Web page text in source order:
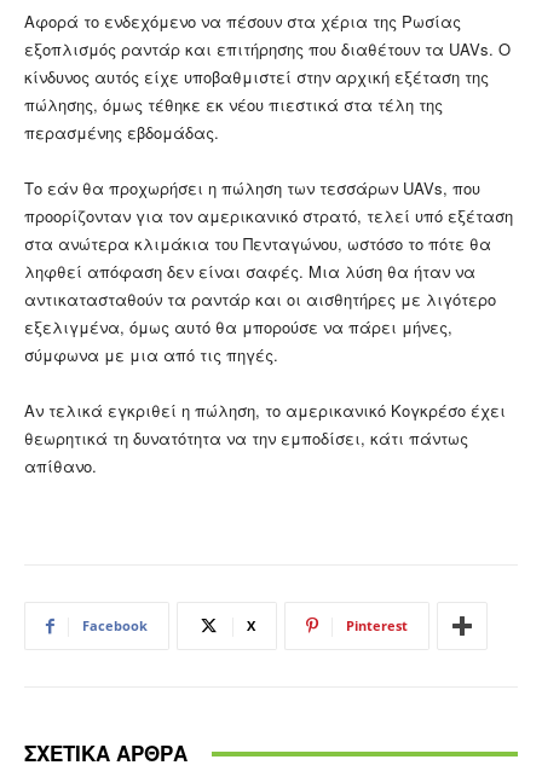
Αφορά το ενδεχόμενο να πέσουν στα χέρια της Ρωσίας
εξοπλισμός ραντάρ και επιτήρησης που διαθέτουν τα UAVs. Ο
κίνδυνος αυτός είχε υποβαθμιστεί στην αρχική εξέταση της
πώλησης, όμως τέθηκε εκ νέου πιεστικά στα τέλη της
περασμένης εβδομάδας.
Το εάν θα προχωρήσει η πώληση των τεσσάρων UAVs, που
προορίζονταν για τον αμερικανικό στρατό, τελεί υπό εξέταση
στα ανώτερα κλιμάκια του Πενταγώνου, ωστόσο το πότε θα
ληφθεί απόφαση δεν είναι σαφές. Μια λύση θα ήταν να
αντικατασταθούν τα ραντάρ και οι αισθητήρες με λιγότερο
εξελιγμένα, όμως αυτό θα μπορούσε να πάρει μήνες,
σύμφωνα με μια από τις πηγές.
Αν τελικά εγκριθεί η πώληση, το αμερικανικό Κογκρέσο έχει
θεωρητικά τη δυνατότητα να την εμποδίσει, κάτι πάντως
απίθανο.
Facebook X Pinterest
ΣΧΕΤΙΚΑ ΑΡΘΡΑ